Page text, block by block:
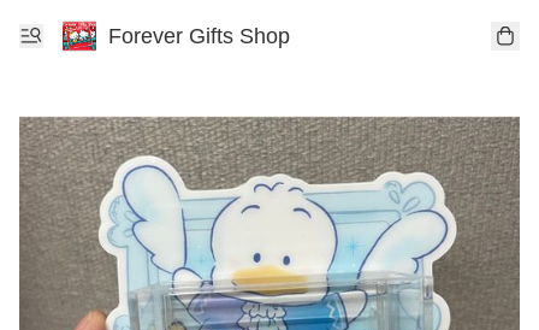
Forever Gifts Shop